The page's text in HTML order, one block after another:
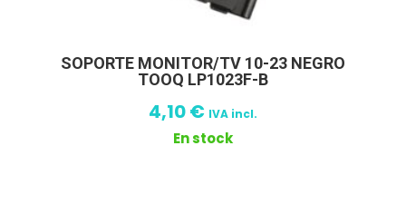
SOPORTE MONITOR/TV 10-23 NEGRO
TOOQ LP1023F-B
4,10€ IVA incl.
En stock